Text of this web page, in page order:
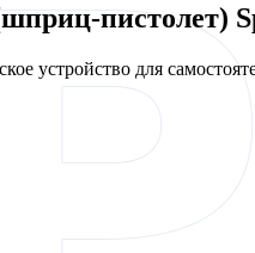
пистолет)
устройство для